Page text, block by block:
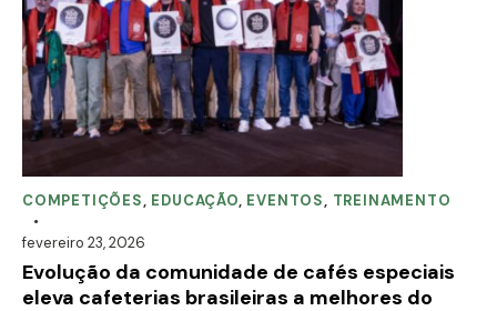
COMPETIÇÕES, EDUCAÇÃO, EVENTOS, TREINAMENTO
fevereiro 23, 2026
Evolução da comunidade de cafés especiais
eleva cafeterias brasileiras a melhores do